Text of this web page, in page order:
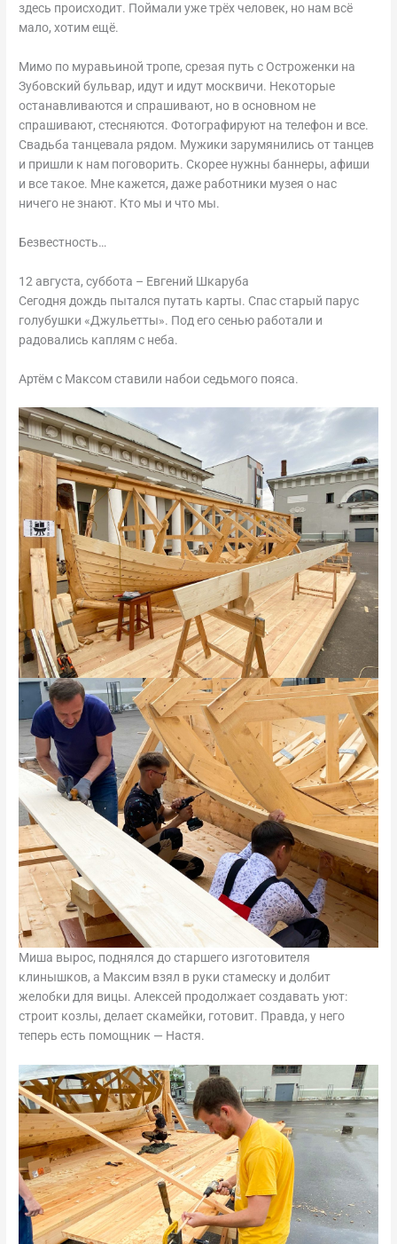
здесь происходит. Поймали уже трёх человек, но нам всё
мало, хотим ещё.
Мимо по муравьиной тропе, срезая путь с Остроженки на
Зубовский бульвар, идут и идут москвичи. Некоторые
останавливаются и спрашивают, но в основном не
спрашивают, стесняются. Фотографируют на телефон и все.
Свадьба танцевала рядом. Мужики зарумянились от танцев
и пришли к нам поговорить. Скорее нужны баннеры, афиши
и все такое. Мне кажется, даже работники музея о нас
ничего не знают. Кто мы и что мы.
Безвестность…
12 августа, суббота – Евгений Шкаруба
Сегодня дождь пытался путать карты. Спас старый парус
голубушки «Джульетты». Под его сенью работали и
радовались каплям с неба.
Артём с Максом ставили набои седьмого пояса.
Миша вырос, поднялся до старшего изготовителя
клинышков, а Максим взял в руки стамеску и долбит
желобки для вицы. Алексей продолжает создавать уют:
строит козлы, делает скамейки, готовит. Правда, у него
теперь есть помощник — Настя.